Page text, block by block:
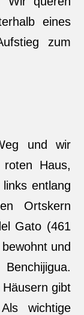
eines
zum
und wir
Haus,
entlang
Ortskern
Gato (461
und
gibt
wichtige